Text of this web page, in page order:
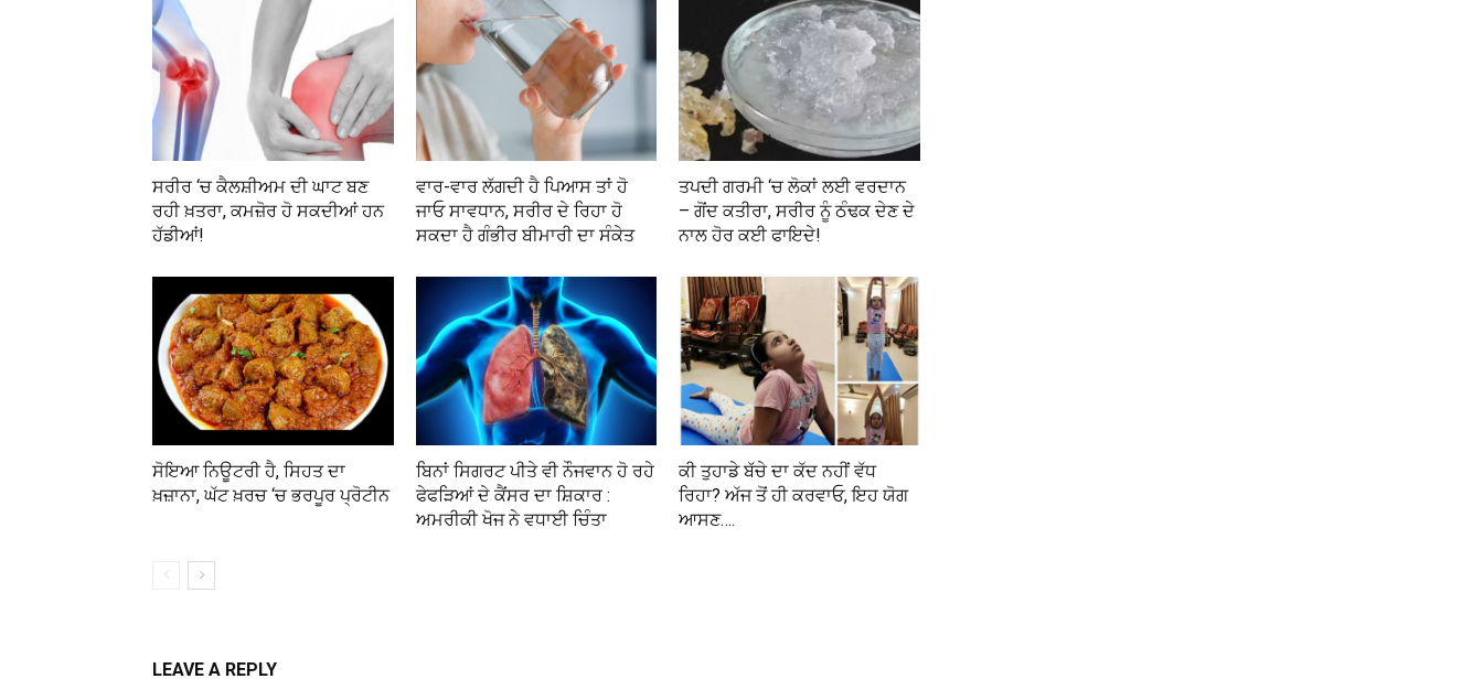
ਸਰੀਰ ‘ਚ ਕੈਲਸ਼ੀਅਮ ਦੀ ਘਾਟ ਬਣ
ਰਹੀ ਖ਼ਤਰਾ, ਕਮਜ਼ੋਰ ਹੋ ਸਕਦੀਆਂ ਹਨ
ਹੱਡੀਆਂ!
ਵਾਰ-ਵਾਰ ਲੱਗਦੀ ਹੈ ਪਿਆਸ ਤਾਂ ਹੋ
ਜਾਓ ਸਾਵਧਾਨ, ਸਰੀਰ ਦੇ ਰਿਹਾ ਹੋ
ਸਕਦਾ ਹੈ ਗੰਭੀਰ ਬੀਮਾਰੀ ਦਾ ਸੰਕੇਤ
ਤਪਦੀ ਗਰਮੀ ‘ਚ ਲੋਕਾਂ ਲਈ ਵਰਦਾਨ
– ਗੋਂਦ ਕਤੀਰਾ, ਸਰੀਰ ਨੂੰ ਠੰਢਕ ਦੇਣ ਦੇ
ਨਾਲ ਹੋਰ ਕਈ ਫਾਇਦੇ!
ਸੋਇਆ ਨਿਊਟਰੀ ਹੈ, ਸਿਹਤ ਦਾ
ਖ਼ਜ਼ਾਨਾ, ਘੱਟ ਖ਼ਰਚ ‘ਚ ਭਰਪੂਰ ਪ੍ਰੋਟੀਨ
ਬਿਨਾਂ ਸਿਗਰਟ ਪੀਤੇ ਵੀ ਨੌਜਵਾਨ ਹੋ ਰਹੇ
ਫੇਫੜਿਆਂ ਦੇ ਕੈਂਸਰ ਦਾ ਸ਼ਿਕਾਰ :
ਅਮਰੀਕੀ ਖੋਜ ਨੇ ਵਧਾਈ ਚਿੰਤਾ
ਕੀ ਤੁਹਾਡੇ ਬੱਚੇ ਦਾ ਕੱਦ ਨਹੀਂ ਵੱਧ
ਰਿਹਾ? ਅੱਜ ਤੋਂ ਹੀ ਕਰਵਾਓ, ਇਹ ਯੋਗ
ਆਸਣ….
LEAVE A REPLY